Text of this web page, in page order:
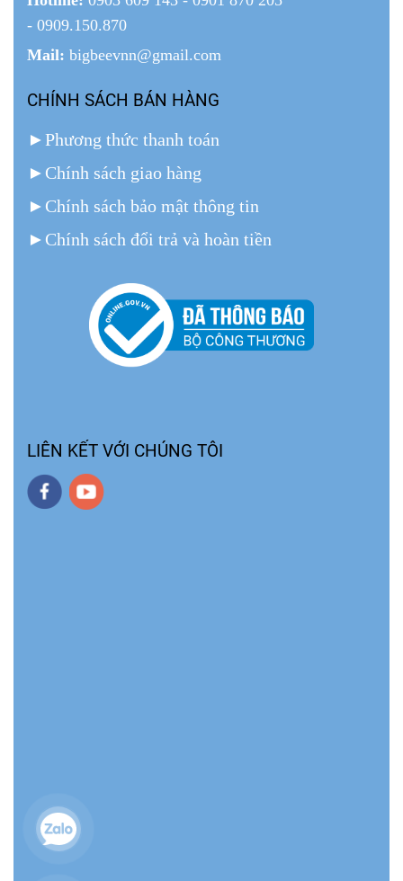
- 0909.150.870
Mail: bigbeevnn@gmail.com
CHÍNH SÁCH BÁN HÀNG
►Phương thức thanh toán
► Chính sách giao hàng
► Chính sách bảo mật thông tin
► Chính sách đổi trả và hoàn tiền
LIÊN KẾT VỚI CHÚNG TÔI